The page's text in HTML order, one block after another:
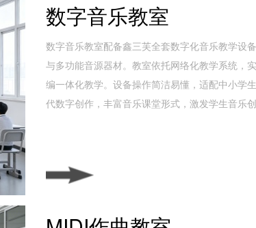
数字音乐教室
数字音乐教室配备鑫三芙全套数字化音乐教学设
与多功能音源器材。教室依托网络化教学系统，
编一体化教学。设备操作简洁易懂，适配中小学
代数字创作，丰富音乐课堂形式，激发学生音乐创